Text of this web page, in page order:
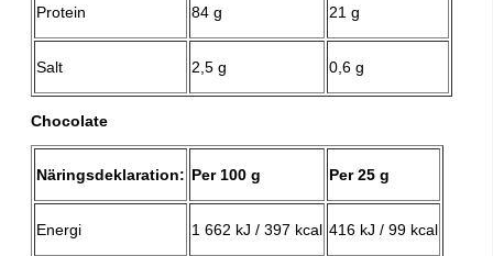
Protein 84 g 21 g
Salt 2,5 g 0,6 g
Chocolate
Näringsdeklaration: Per 100 g Per 25 g
Energi 1 662 kJ / 397 kcal 416 kJ / 99 kcal